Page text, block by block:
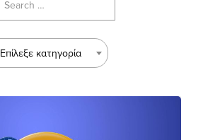
Επίλεξε κατηγορία